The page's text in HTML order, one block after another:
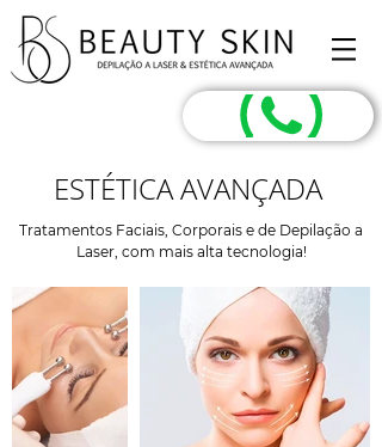
ESTÉTICA AVANÇADA
Tratamentos Faciais, Corporais e de Depilação a
Laser, com mais alta tecnologia!